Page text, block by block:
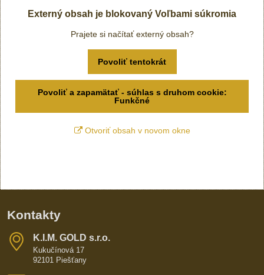
Externý obsah je blokovaný Voľbami súkromia
Prajete si načítať externý obsah?
Povoliť tentokrát
Povoliť a zapamätať - súhlas s druhom cookie:
Funkčné
Otvoriť obsah v novom okne
Kontakty
K​​.I​​.M​​. GOLD s​​.r​​.o​​.
Kukučínová 17
92101 Piešťany